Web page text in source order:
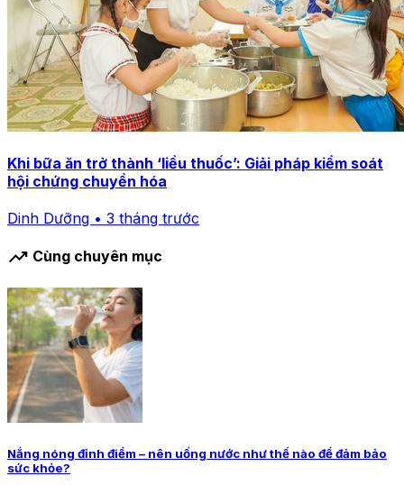
Khi bữa ăn trở thành ‘liều thuốc’: Giải pháp kiểm soát
hội chứng chuyển hóa
Dinh Dưỡng • 3 tháng trước
trending_up Cùng chuyên mục
Nắng nóng đỉnh điểm – nên uống nước như thế nào để đảm bảo
sức khỏe?